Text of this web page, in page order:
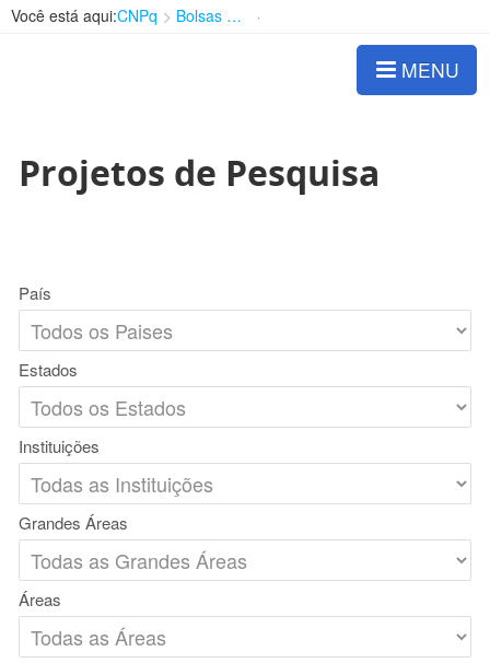
Você está aqui:CNPq Bolsas e Auxílios Vigentes
MENU
Projetos de Pesquisa
País
Estados
Instituições
Grandes Áreas
Áreas